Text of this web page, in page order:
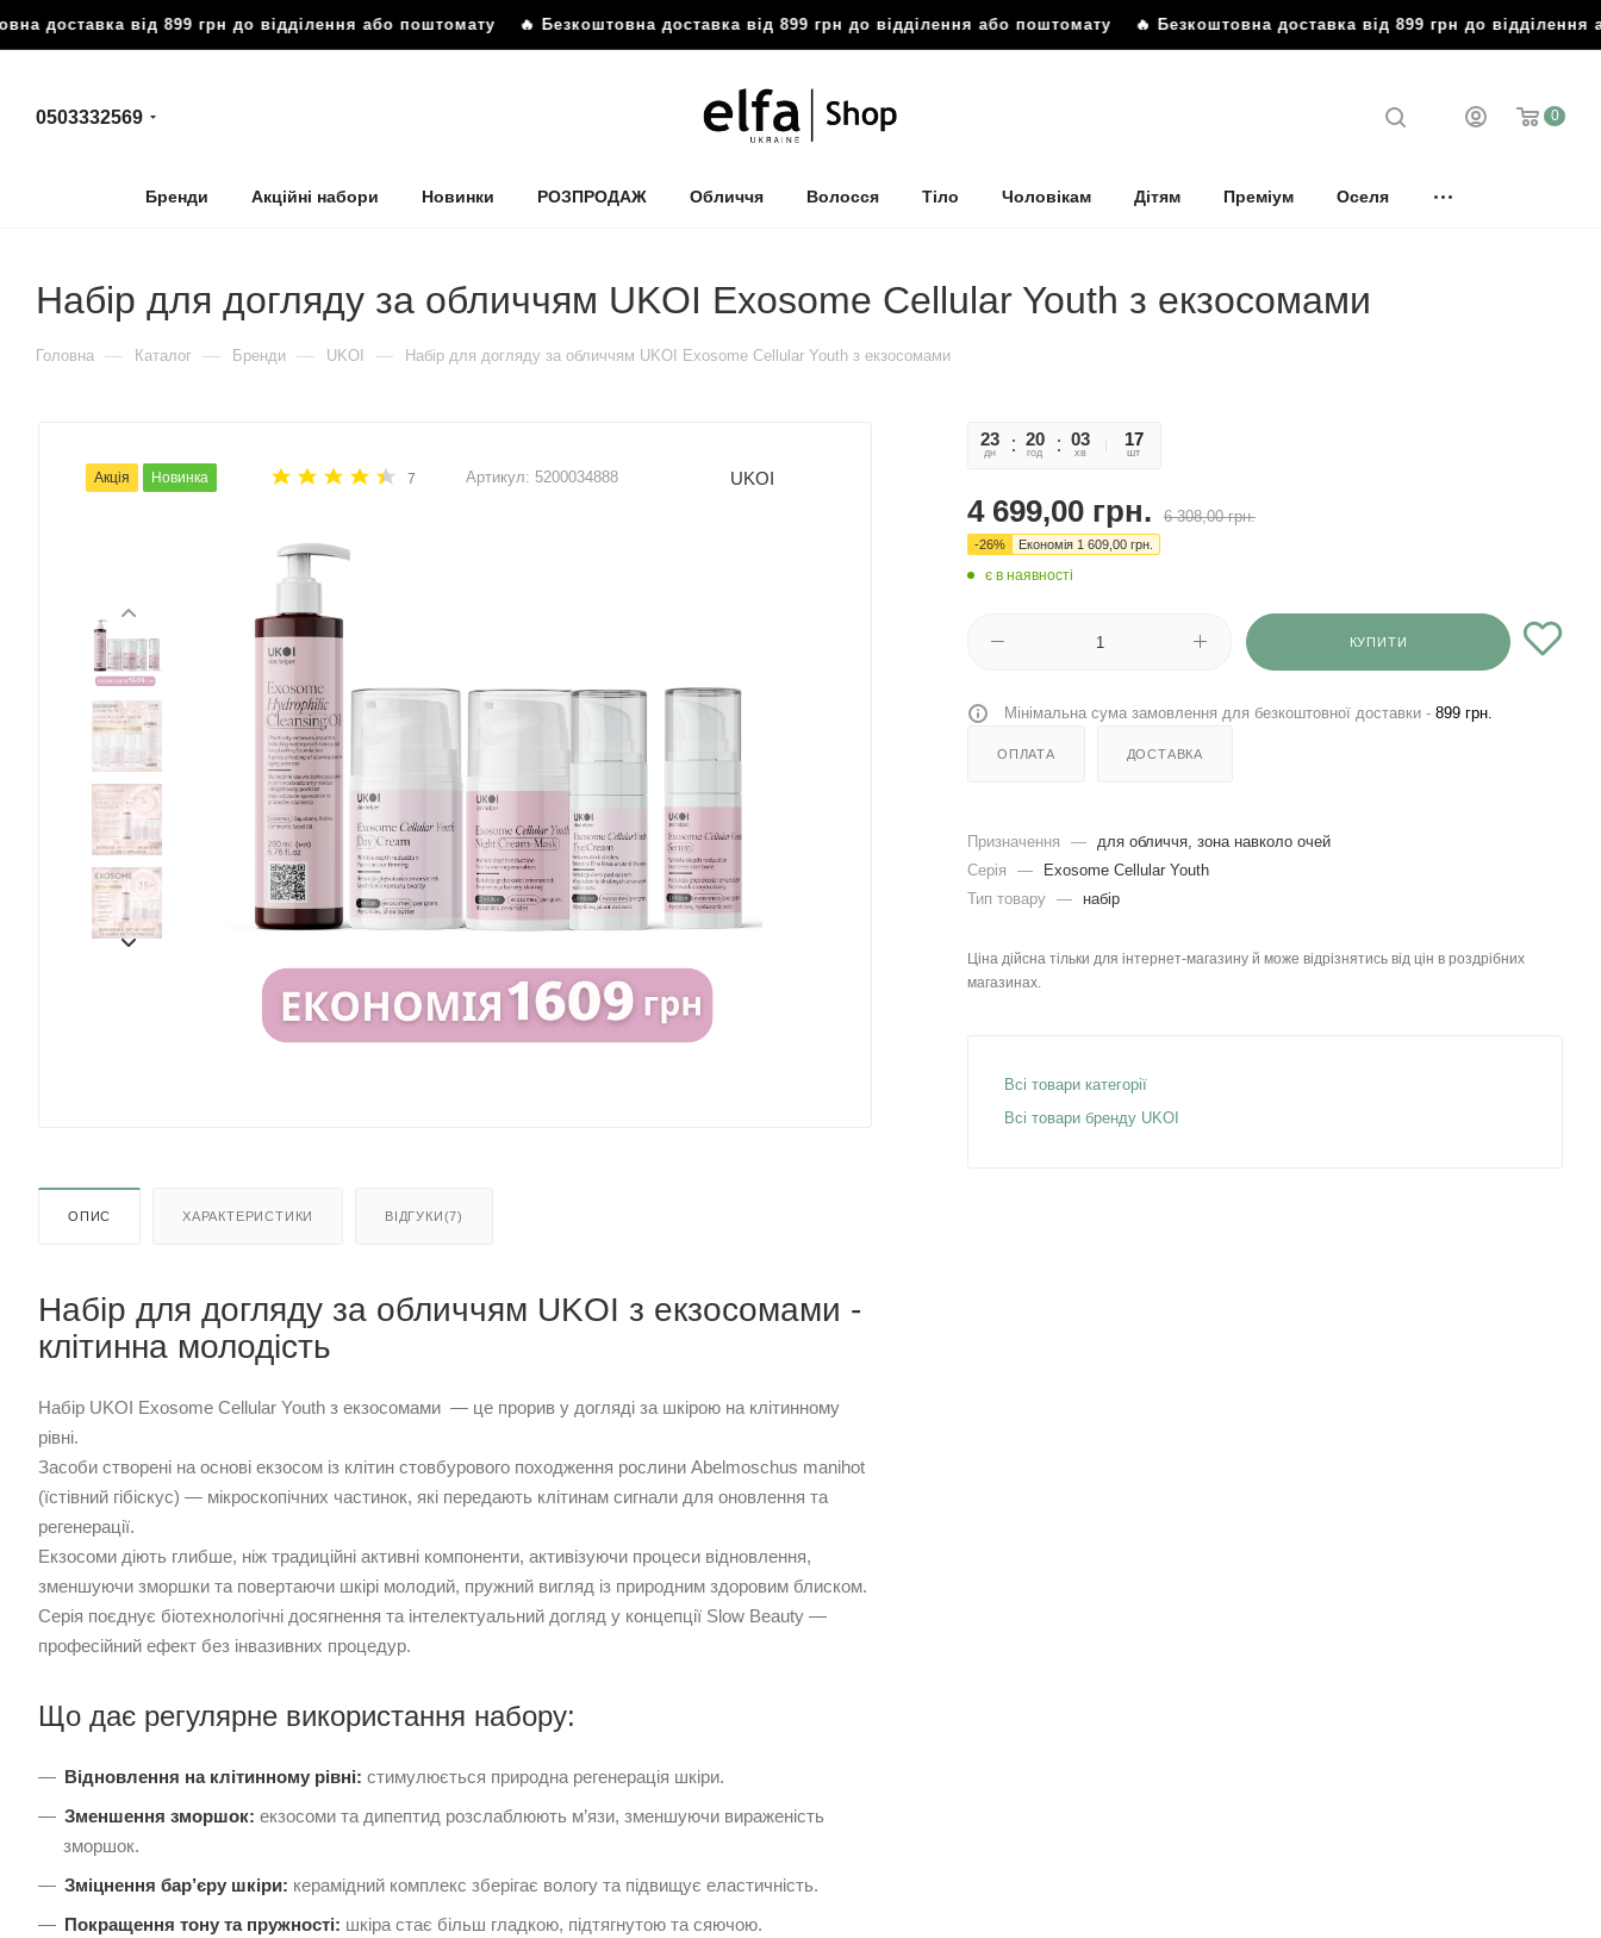
від 899 грн до відділення або поштомату🔥 Безкоштовна доставка від 899 грн до відділення або поштомату🔥 Безкоштовна доставка від 899 грн до відділення або
0503332569 0
Бренди Акційні набори Новинки РОЗПРОДАЖ Обличчя Волосся Тіло Чоловікам Дітям Преміум Оселя
Набір для догляду за обличчям UKOI Exosome Cellular Youth з екзосомами
Головна — Каталог — Бренди — UKOI — Набір для догляду за обличчям UKOI Exosome Cellular Youth з екзосомами
Акція Новинка 7 Артикул: 5200034888 UKOI
ОПИС ХАРАКТЕРИСТИКИ ВІДГУКИ(7)
Набір для догляду за обличчям UKOI з екзосомами -
клітинна молодість
Набір UKOI Exosome Cellular Youth з екзосомами — це прорив у догляді за шкірою на клітинному
рівні.
Засоби створені на основі екзосом із клітин стовбурового походження рослини Abelmoschus manihot
(їстівний гібіскус) — мікроскопічних частинок, які передають клітинам сигнали для оновлення та
регенерації.
Екзосоми діють глибше, ніж традиційні активні компоненти, активізуючи процеси відновлення,
зменшуючи зморшки та повертаючи шкірі молодий, пружний вигляд із природним здоровим блиском.
Серія поєднує біотехнологічні досягнення та інтелектуальний догляд у концепції Slow Beauty —
професійний ефект без інвазивних процедур.
Що дає регулярне використання набору:
Відновлення на клітинному рівні: стимулюється природна регенерація шкіри.
Зменшення зморшок: екзосоми та дипептид розслаблюють м’язи, зменшуючи вираженість
зморшок.
Зміцнення бар’єру шкіри: керамідний комплекс зберігає вологу та підвищує еластичність.
Покращення тону та пружності: шкіра стає більш гладкою, підтягнутою та сяючою.
23
дн
20
год
03
хв
13
сек
17
шт
4 699,00 грн. 6 308,00грн.
-26% Економія 1 609,00 грн.
є в наявності
КУПИТИ
Мінімальна сума замовлення для безкоштовної доставки - 899 грн.
ОПЛАТА ДОСТАВКА
Призначення —
для обличчя, зона навколо очей
Серія
—
Exosome Cellular Youth
Тип товару — набір
Ціна дійсна тільки для інтернет-магазину й може відрізнятись від цін в роздрібних
магазинах.
Всі товари категорії
Всі товари бренду UKOI